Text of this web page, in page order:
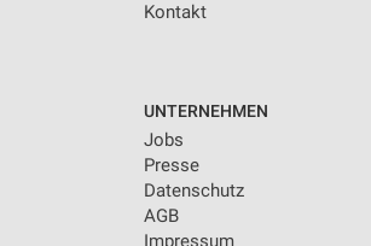
Kontakt
UNTERNEHMEN
Jobs
Presse
Datenschutz
AGB
Impressum